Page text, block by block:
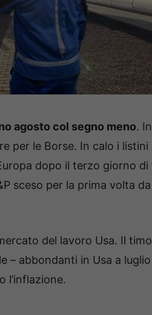
agosto col segno meno.
per le Borse. In calo i
dopo il terzo giorno di
sceso per la prima volta
del lavoro Usa. Il
– abbondanti in Usa a
l’inflazione.